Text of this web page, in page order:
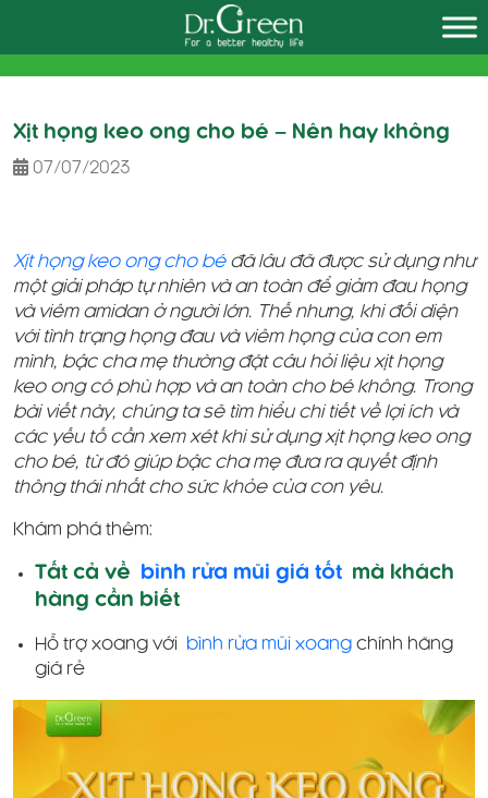
Xịt họng keo ong cho bé – Nên hay không
07/07/2023
Xịt họng keo ong cho béđã lâu đã được sử dụng như
một giải pháp tự nhiên và an toàn để giảm đau họng
và viêm amidan ở người lớn. Thế nhưng, khi đối diện
với tình trạng họng đau và viêm họng của con em
mình, bậc cha mẹ thường đặt câu hỏi liệu xịt họng
keo ong có phù hợp và an toàn cho bé không. Trong
bài viết này, chúng ta sẽ tìm hiểu chi tiết về lợi ích và
các yếu tố cần xem xét khi sử dụng xịt họng keo ong
cho bé, từ đó giúp bậc cha mẹ đưa ra quyết định
thông thái nhất cho sức khỏe của con yêu.
Khám phá thêm:
Tất cả về bình rửa mũi giá tốt mà khách
hàng cần biết
Hỗ trợ xoang với bình rửa mũi xoang chính hãng
giá rẻ